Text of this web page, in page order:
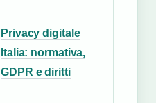
Privacy digitale
Italia: normativa,
GDPR e diritti